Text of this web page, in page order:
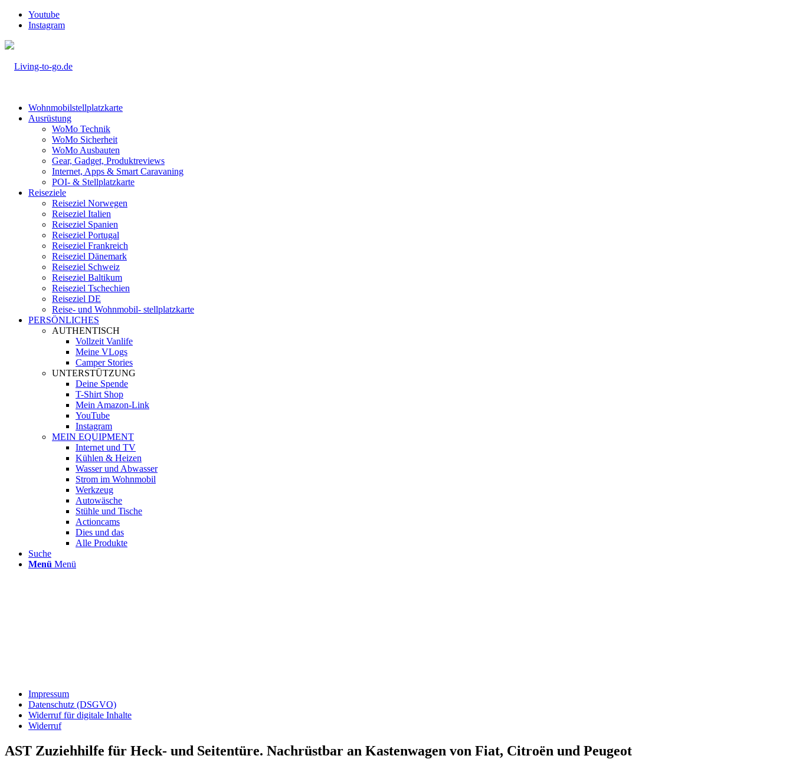
Youtube
Instagram
Wohnmobilstellplatzkarte
Ausrüstung
WoMo Technik
WoMo Sicherheit
WoMo Ausbauten
Gear, Gadget, Produktreviews
Internet, Apps & Smart Caravaning
POI- & Stellplatzkarte
Reiseziele
Reiseziel Norwegen
Reiseziel Italien
Reiseziel Spanien
Reiseziel Portugal
Reiseziel Frankreich
Reiseziel Dänemark
Reiseziel Schweiz
Reiseziel Baltikum
Reiseziel Tschechien
Reiseziel DE
Reise- und Wohnmobil- stellplatzkarte
PERSÖNLICHES
AUTHENTISCH
Vollzeit Vanlife
Meine VLogs
Camper Stories
UNTERSTÜTZUNG
Deine Spende
T-Shirt Shop
Mein Amazon-Link
YouTube
Instagram
MEIN EQUIPMENT
Internet und TV
Kühlen & Heizen
Wasser und Abwasser
Strom im Wohnmobil
Werkzeug
Autowäsche
Stühle und Tische
Actioncams
Dies und das
Alle Produkte
Suche
Menü Menü
Impressum
Datenschutz (DSGVO)
Widerruf für digitale Inhalte
Widerruf
AST Zuziehhilfe für Heck- und Seitentüre. Nachrüstbar an Kastenwagen von Fiat, Citroën und Peugeot